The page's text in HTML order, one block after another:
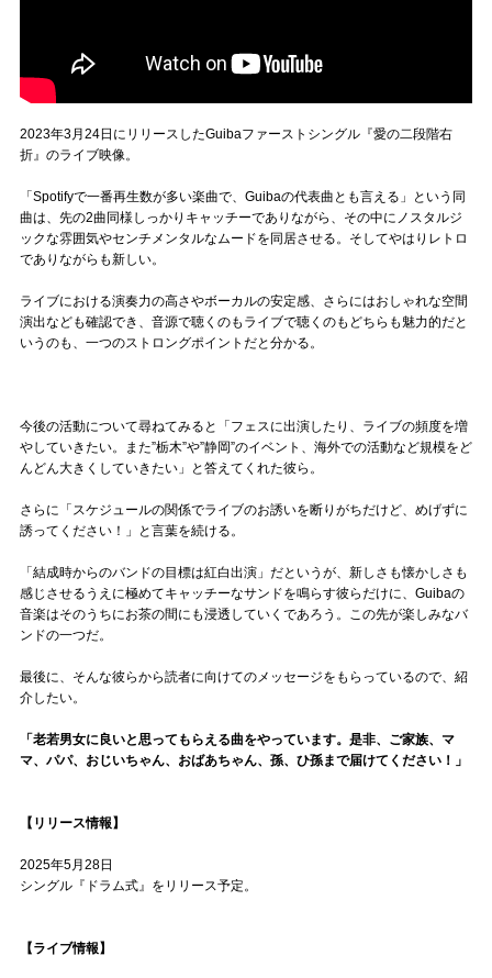
2023年3月24日にリリースしたGuibaファーストシングル『愛の二段階右
折』のライブ映像。
「Spotifyで一番再生数が多い楽曲で、Guibaの代表曲とも言える」という同
曲は、先の2曲同様しっかりキャッチーでありながら、その中にノスタルジ
ックな雰囲気やセンチメンタルなムードを同居させる。そしてやはりレトロ
でありながらも新しい。
ライブにおける演奏力の高さやボーカルの安定感、さらにはおしゃれな空間
演出なども確認でき、音源で聴くのもライブで聴くのもどちらも魅力的だと
いうのも、一つのストロングポイントだと分かる。
今後の活動について尋ねてみると「フェスに出演したり、ライブの頻度を増
やしていきたい。また”栃木”や”静岡”のイベント、海外での活動など規模をど
んどん大きくしていきたい」と答えてくれた彼ら。
さらに「スケジュールの関係でライブのお誘いを断りがちだけど、めげずに
誘ってください！」と言葉を続ける。
「結成時からのバンドの目標は紅白出演」だというが、新しさも懐かしさも
感じさせるうえに極めてキャッチーなサンドを鳴らす彼らだけに、Guibaの
音楽はそのうちにお茶の間にも浸透していくであろう。この先が楽しみなバ
ンドの一つだ。
最後に、そんな彼らから読者に向けてのメッセージをもらっているので、紹
介したい。
「老若男女に良いと思ってもらえる曲をやっています。是非、ご家族、マ
マ、パパ、おじいちゃん、おばあちゃん、孫、ひ孫まで届けてください！」
【リリース情報】
2025年5月28日
シングル『ドラム式』をリリース予定。
【ライブ情報】